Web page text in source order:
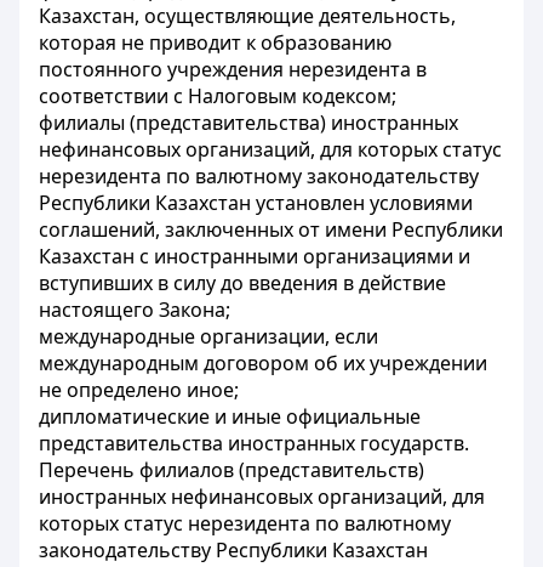
Казахстан, осуществляющие деятельность,
которая не приводит к образованию
постоянного учреждения нерезидента в
соответствии с Налоговым кодексом;
филиалы (представительства) иностранных
нефинансовых организаций, для которых статус
нерезидента по валютному законодательству
Республики Казахстан установлен условиями
соглашений, заключенных от имени Республики
Казахстан с иностранными организациями и
вступивших в силу до введения в действие
настоящего Закона;
международные организации, если
международным договором об их учреждении
не определено иное;
дипломатические и иные официальные
представительства иностранных государств.
Перечень филиалов (представительств)
иностранных нефинансовых организаций, для
которых статус нерезидента по валютному
законодательству Республики Казахстан